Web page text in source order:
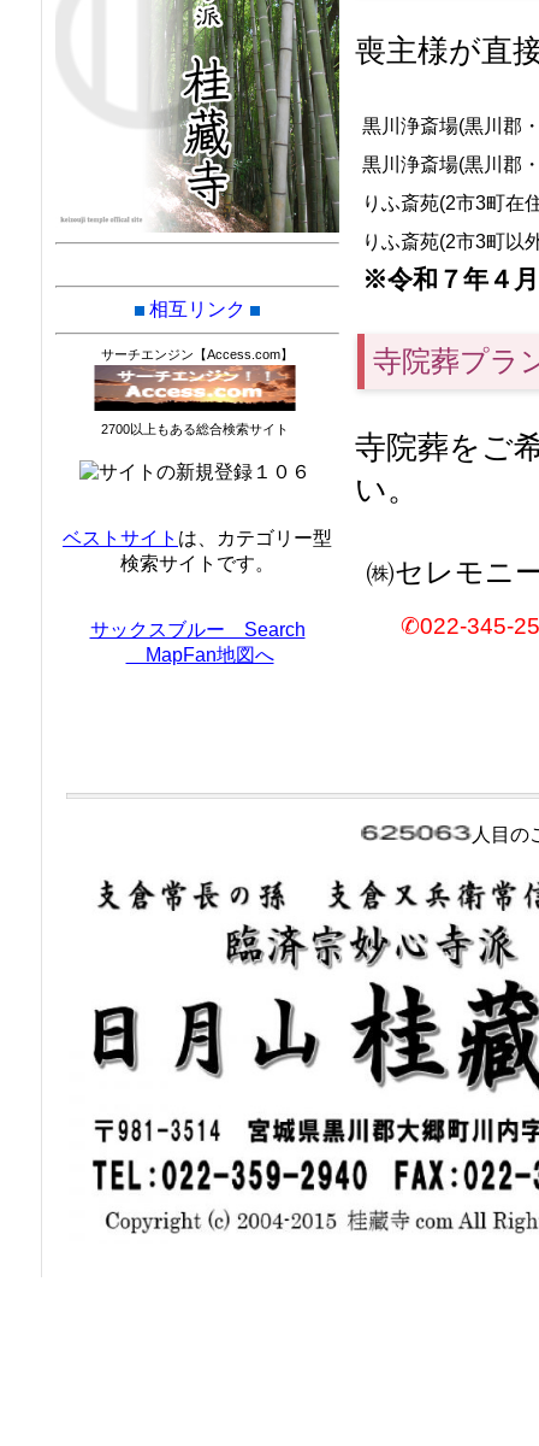
喪主様が直
黒川浄斎場(黒川郡
黒川浄斎場(黒川郡
りふ斎苑(2市3町在
りふ斎苑(2市3町以
※令和７年４
寺院葬プラ
寺院葬をご
い。
㈱セレモニ
✆022-345-
相互リンク
サーチエンジン【Access.com】
2700以上もある総合検索サイト
ベストサイト は、カテゴリー型
検索サイトです。
サックスブルー Search
MapFan地図へ
人目の